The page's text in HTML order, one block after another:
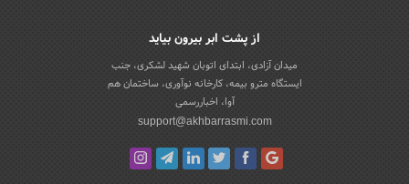
از پشت ابر بیرون بیاید
میدان آزادی، ابتدای اتوبان شهید لشکری، جنب
ایستگاه مترو بیمه، کارخانه نوآوری، ساختمان هم
آوا، اخباررسمی
support@akhbarrasmi.com